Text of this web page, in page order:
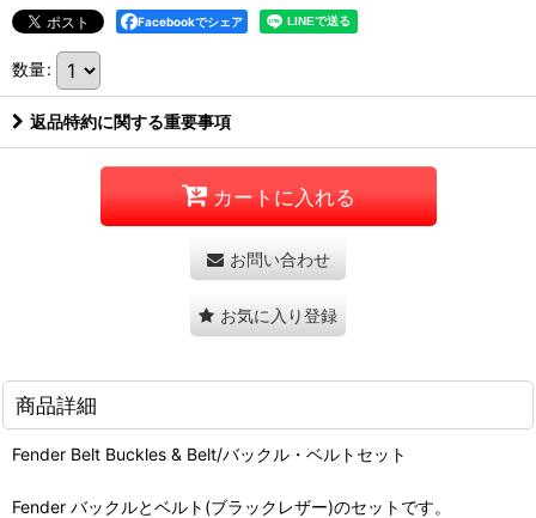
Facebookでシェア
数量:
返品特約に関する重要事項
カートに入れる
お問い合わせ
お気に入り登録
商品詳細
Fender Belt Buckles & Belt/バックル・ベルトセット
Fender バックルとベルト(ブラックレザー)のセットです。